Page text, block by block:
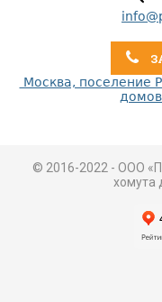
Москва, поселение
© 2016-2022 - ООО
хомута